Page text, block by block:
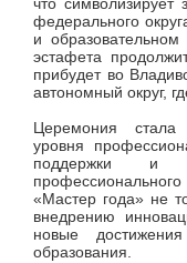
федерального
и
эстафета
прибудет во
автономный округ,
Церемония стала
уровня
поддержки и
«Мастер года» не
внедрению
новые
образования.